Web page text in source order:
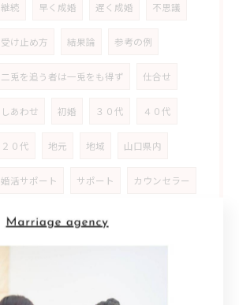
継続 早く成婚 遅く成婚 不思議
受け止め方 結果論 参考の例
二兎を追う者は一兎をも得ず 仕合せ
しあわせ 初婚 ３０代 ４０代
２０代 地元 地域 山口県内
婚活サポート サポート カウンセラー
結婚観
理想